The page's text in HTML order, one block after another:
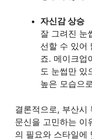
자신감 상승
잘 그려진 눈
선할 수 있어
죠. 메이크업
도 눈썹만 있
높은 모습으
결론적으로, 부산시
문신을 고민하는 이
의 필요와 스타일에